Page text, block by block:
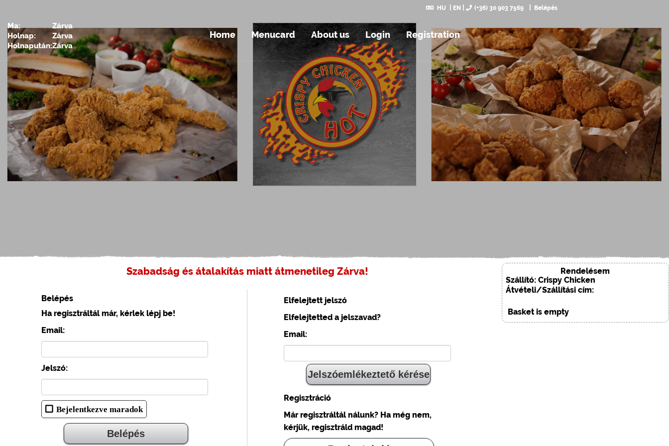
HU EN (+36) 30 903 7569 Belépés
Ma:
Zárva
Holnap:
Zárva
Holnapután:Zárva
Home Menucard About us Login Registration
Szabadság és átalakítás miatt átmenetileg Zárva!
Belépés
Ha regisztráltál már, kérlek lépj be!
Email:
Jelszó:
Bejelentkezve maradok
Elfelejtett jelszó
Elfelejtetted a jelszavad?
Email:
Regisztráció
Már regisztráltál nálunk? Ha még nem,
kérjük, regisztráld magad!
Rendelésem
Szállító: Crispy Chicken
Átvételi/Szállítási cím:
Basket is empty